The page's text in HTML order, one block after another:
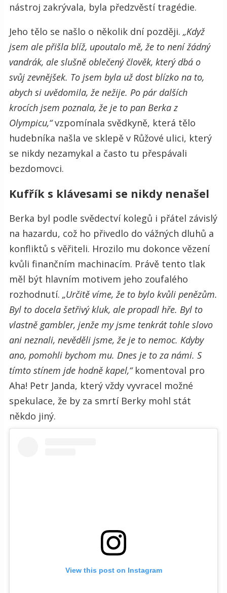
nástroj zakrývala, byla předzvěstí tragédie.
Jeho tělo se našlo o několik dní později. „Když
jsem ale přišla blíž, upoutalo mě, že to není žádný
vandrák, ale slušně oblečený člověk, který dbá o
svůj zevnějšek. To jsem byla už dost blízko na to,
abych si uvědomila, že nežije. Po pár dalších
krocích jsem poznala, že je to pan Berka z
Olympicu,“vzpomínala svědkyně, která tělo
hudebníka našla ve sklepě v Růžové ulici, který
se nikdy nezamykal a často tu přespávali
bezdomovci.
Kufřík s klávesami se nikdy nenašel
Berka byl podle svědectví kolegů i přátel závislý
na hazardu, což ho přivedlo do vážných dluhů a
konfliktů s věřiteli. Hrozilo mu dokonce vězení
kvůli finančním machinacím. Právě tento tlak
měl být hlavním motivem jeho zoufalého
rozhodnutí. „Určitě víme, že to bylo kvůli penězům.
Byl to docela šetřivý kluk, ale propadl hře. Byl to
vlastně gambler, jenže my jsme tenkrát tohle slovo
ani neznali, nevěděli jsme, že je to nemoc. Kdyby
ano, pomohli bychom mu. Dnes je to za námi. S
tímto stínem jde hodně kapel,“komentoval pro
Aha! Petr Janda, který vždy vyvracel možné
spekulace, že by za smrtí Berky mohl stát
někdo jiný.
View this post on Instagram